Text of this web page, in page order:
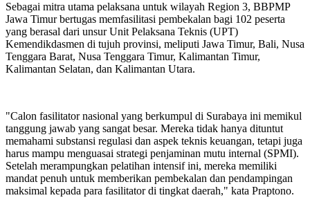
Sebagai mitra utama pelaksana untuk wilayah Region 3, BBPMP
Jawa Timur bertugas memfasilitasi pembekalan bagi 102 peserta
yang berasal dari unsur Unit Pelaksana Teknis (UPT)
Kemendikdasmen di tujuh provinsi, meliputi Jawa Timur, Bali, Nusa
Tenggara Barat, Nusa Tenggara Timur, Kalimantan Timur,
Kalimantan Selatan, dan Kalimantan Utara.
"Calon fasilitator nasional yang berkumpul di Surabaya ini memikul
tanggung jawab yang sangat besar. Mereka tidak hanya dituntut
memahami substansi regulasi dan aspek teknis keuangan, tetapi juga
harus mampu menguasai strategi penjaminan mutu internal (SPMI).
Setelah merampungkan pelatihan intensif ini, mereka memiliki
mandat penuh untuk memberikan pembekalan dan pendampingan
maksimal kepada para fasilitator di tingkat daerah," kata Praptono.